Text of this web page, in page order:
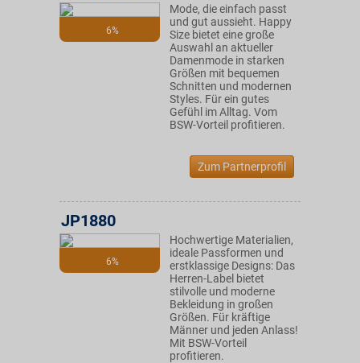
6%
Mode, die einfach passt
und gut aussieht. Happy
Size bietet eine große
Auswahl an aktueller
Damenmode in starken
Größen mit bequemen
Schnitten und modernen
Styles. Für ein gutes
Gefühl im Alltag. Vom
BSW-Vorteil profitieren.
Zum Partnerprofil
6%
JP1880
Hochwertige Materialien,
ideale Passformen und
erstklassige Designs: Das
Herren-Label bietet
stilvolle und moderne
Bekleidung in großen
Größen. Für kräftige
Männer und jeden Anlass!
Mit BSW-Vorteil
profitieren.